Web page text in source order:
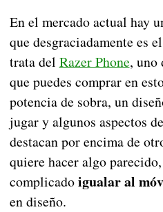
En el mercado actual hay
que desgraciadamente es
trata del Razer Phone, uno
que puedes comprar en
potencia de sobra, un
jugar y algunos aspectos
destacan por encima de
quiere hacer algo
complicadoigualar al
en diseño.